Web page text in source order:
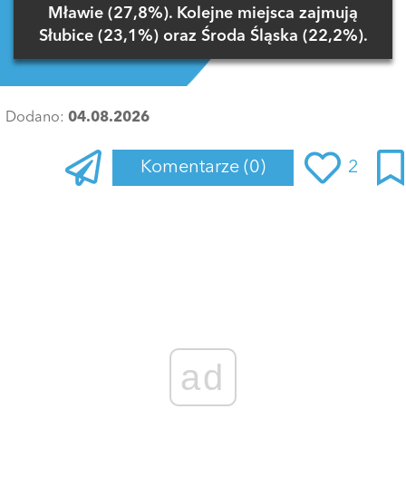
Mławie (27,8%). Kolejne miejsca zajmują
Słubice (23,1%) oraz Środa Śląska (22,2%).
Dodano: 04.08.2026
Komentarze (0) 2
ad